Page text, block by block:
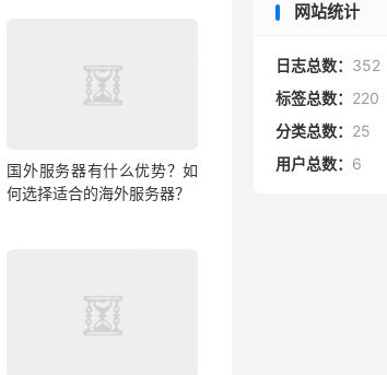
国外服务器有什么优势？如
何选择适合的海外服务器？
网站统计
日志总数： 352
标签总数： 220
分类总数： 25
用户总数： 6